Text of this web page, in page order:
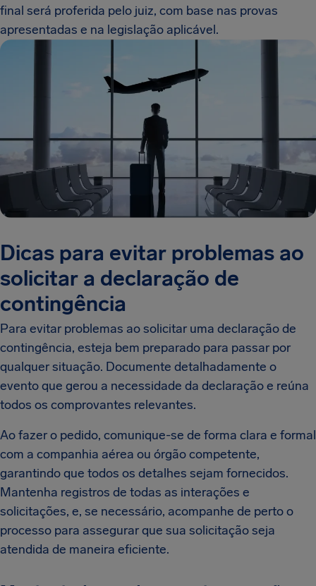
final será proferida pelo juiz, com base nas provas
apresentadas e na legislação aplicável.
Dicas para evitar problemas ao
solicitar a declaração de
contingência
Para evitar problemas ao solicitar uma declaração de
contingência, esteja bem preparado para passar por
qualquer situação. Documente detalhadamente o
evento que gerou a necessidade da declaração e reúna
todos os comprovantes relevantes.
Ao fazer o pedido, comunique-se de forma clara e formal
com a companhia aérea ou órgão competente,
garantindo que todos os detalhes sejam fornecidos.
Mantenha registros de todas as interações e
solicitações, e, se necessário, acompanhe de perto o
processo para assegurar que sua solicitação seja
atendida de maneira eficiente.